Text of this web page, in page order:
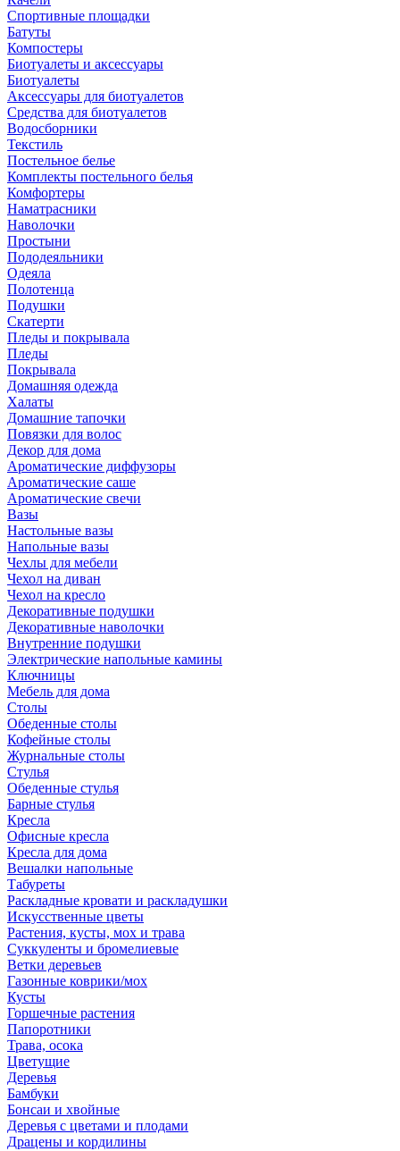
Спортивные площадки
Батуты
Компостеры
Биотуалеты и аксессуары
Биотуалеты
Аксессуары для биотуалетов
Средства для биотуалетов
Водосборники
Текстиль
Постельное белье
Комплекты постельного белья
Комфортеры
Наматрасники
Наволочки
Простыни
Пододеяльники
Одеяла
Полотенца
Подушки
Скатерти
Пледы и покрывала
Пледы
Покрывала
Домашняя одежда
Халаты
Домашние тапочки
Повязки для волос
Декор для дома
Ароматические диффузоры
Ароматические саше
Ароматические свечи
Вазы
Настольные вазы
Напольные вазы
Чехлы для мебели
Чехол на диван
Чехол на кресло
Декоративные подушки
Декоративные наволочки
Внутренние подушки
Электрические напольные камины
Ключницы
Мебель для дома
Столы
Обеденные столы
Кофейные столы
Журнальные столы
Стулья
Обеденные стулья
Барные стулья
Кресла
Офисные кресла
Кресла для дома
Вешалки напольные
Табуреты
Раскладные кровати и раскладушки
Искусственные цветы
Растения, кусты, мох и трава
Суккуленты и бромелиевые
Ветки деревьев
Газонные коврики/мох
Кусты
Горшечные растения
Папоротники
Трава, осока
Цветущие
Деревья
Бамбуки
Бонсаи и хвойные
Деревья с цветами и плодами
Драцены и кордилины